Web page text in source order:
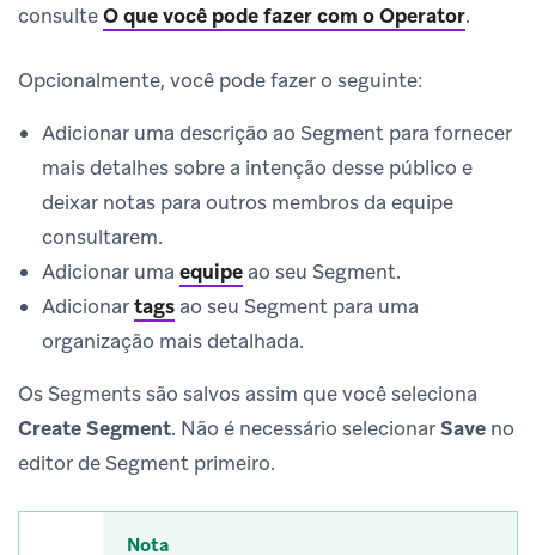
consulteO que você pode fazer com o Operator.
Opcionalmente, você pode fazer o seguinte:
Adicionar uma descrição ao Segment para fornecer
mais detalhes sobre a intenção desse público e
deixar notas para outros membros da equipe
consultarem.
Adicionar uma equipe ao seu Segment.
Adicionartags ao seu Segment para uma
organização mais detalhada.
Os Segments são salvos assim que você seleciona
Create Segment. Não é necessário selecionarSave no
editor de Segment primeiro.
Nota